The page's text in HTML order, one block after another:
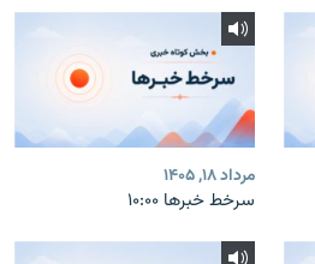
مرداد ۱۸, ۱۴۰۵
سرخط خبرها ۱۰:۰۰